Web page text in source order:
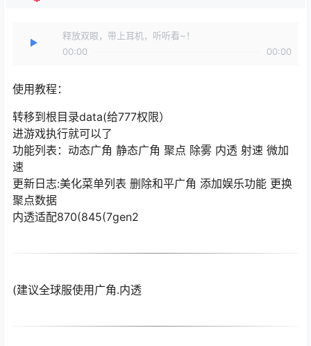
释放双眼，带上耳机，听听看~！
00:00
00:00
使用教程：
转移到根目录data(给777权限）
进游戏执行就可以了
功能列表：动态广角 静态广角 聚点 除雾 内透 射速 微加
速
更新日志:美化菜单列表 删除和平广角 添加娱乐功能 更换
聚点数据
内透适配870(845(7gen2
(建议全球服使用广角.内透